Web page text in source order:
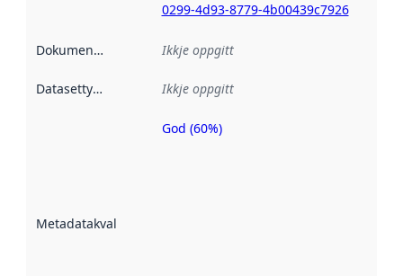
0299-4d93-8779-4b00439c7926
Dokumentasjon Ikkje oppgitt
Datasettype Ikkje oppgitt
Metadatakvalitet
Metadatakvalitet
God (60%)